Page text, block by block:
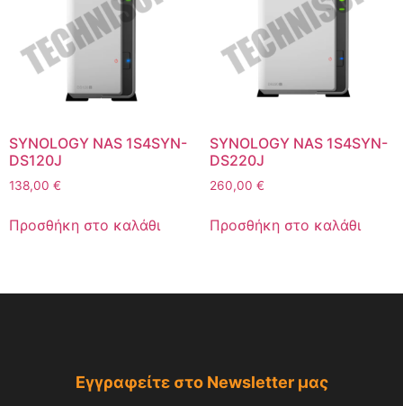
SYNOLOGY NAS 1S4SYN-
DS120J
138,00 €
Προσθήκη στο καλάθι
SYNOLOGY NAS 1S4SYN-
DS220J
260,00 €
Προσθήκη στο καλάθι
Εγγραφείτε στο Newsletter μας